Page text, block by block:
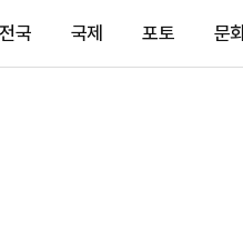
국 국제 포토 문